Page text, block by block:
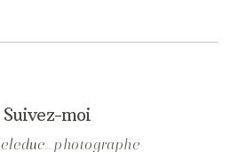
Suivez-moi